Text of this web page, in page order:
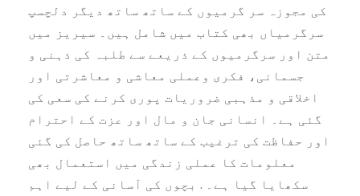
کی مجوزہ سر گرمیوں کے ساتھ ساتھ دیگر دلچسپ
سرگرمیاں بھی کتاب میں شامل ہیں۔ سیریز میں
متن اور سرگرمیوں کے ذریعے سے طلبہ کی ذہنی و
جسمانی، فکری وعملی معاشی و معاشرتی اور
اخلاقی و مذہبی ضروریات پوری کرنے کی سعی کی
گئی ہے۔ انسانی جان و مال اور عزت کے احترام
اور حفاظت کی ترغیب کے ساتھ ساتھ حاصل کی گئی
معلومات کا عملی زندگی میں استعمال بھی
سکھایا گیا ہے۔ . بچوں کی آسانی کے لیے اہم